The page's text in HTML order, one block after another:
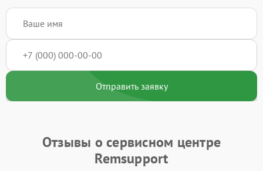
Отправить заявку
Отзывы о сервисном центре
Remsupport